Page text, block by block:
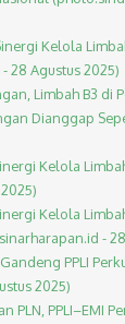
Kelola
28 Agustus 2025)
Limbah B3 di
Dianggap
Kelola
Kelola
-
PPLI
2025)
PLN, PPLI–EMI